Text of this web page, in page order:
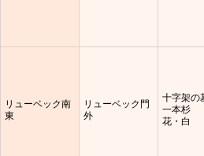
リューベック南
東
リューベック門
外
十字架の
一本杉
花・白